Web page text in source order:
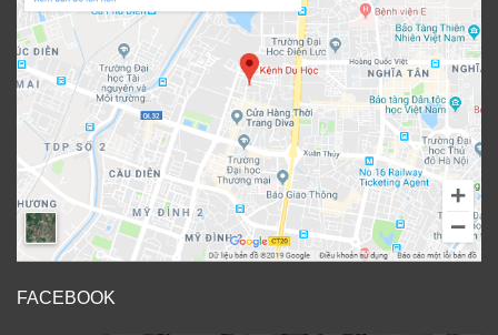
FACEBOOK